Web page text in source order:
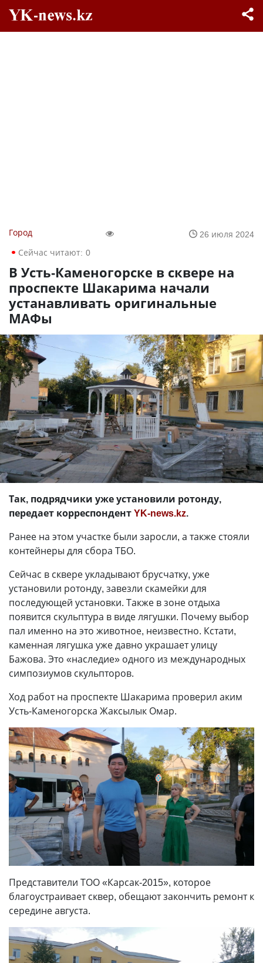
Город
26 июля 2024
Сейчас читают: 0
В Усть-Каменогорске в сквере на
проспекте Шакарима начали
устанавливать оригинальные
МАФы
Так, подрядчики уже установили ротонду,
передает корреспондентYK-news.kz.
Ранее на этом участке были заросли, а также стояли
контейнеры для сбора ТБО.
Сейчас в сквере укладывают брусчатку, уже
установили ротонду, завезли скамейки для
последующей установки. Также в зоне отдыха
появится скульптура в виде лягушки. Почему выбор
пал именно на это животное, неизвестно. Кстати,
каменная лягушка уже давно украшает улицу
Бажова. Это «наследие» одного из международных
симпозиумов скульпторов.
Ход работ на проспекте Шакарима проверил аким
Усть-Каменогорска Жаксылык Омар.
Представители ТОО «Карсак-2015», которое
благоустраивает сквер, обещают закончить ремонт к
середине августа.